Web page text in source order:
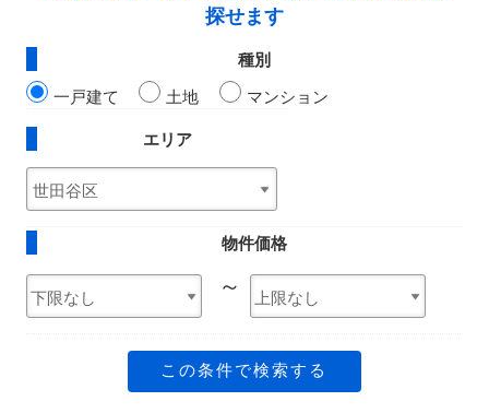
探せます
種別
一戸建て
土地 マンション
エリア
物件価格
～
この条件で検索する